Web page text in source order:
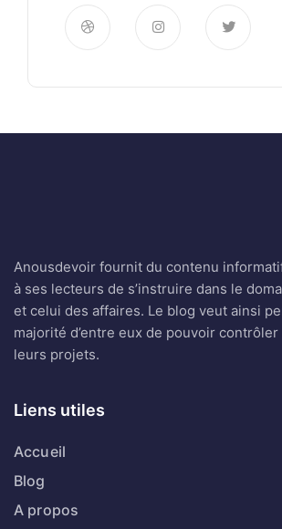
Anousdevoir fournit du contenu
à ses lecteurs de s’instruire dans le
et celui des affaires. Le blog veut ainsi
majorité d’entre eux de pouvoir
leurs projets.
Liens utiles
Accueil
Blog
A propos